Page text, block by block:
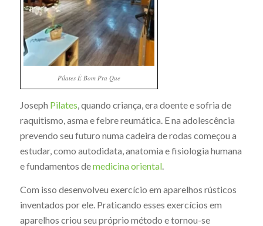
Pilates É Bom Pra Que
Joseph Pilates, quando criança, era doente e sofria de
raquitismo, asma e febre reumática. E na adolescência
prevendo seu futuro numa cadeira de rodas começou a
estudar, como autodidata, anatomia e fisiologia humana
e fundamentos demedicina oriental.
Com isso desenvolveu exercício em aparelhos rústicos
inventados por ele. Praticando esses exercícios em
aparelhos criou seu próprio método e tornou-se